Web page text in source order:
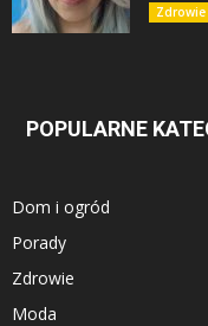
Zdrowie
POPULARNE
Dom i ogród
Porady
Zdrowie
Moda